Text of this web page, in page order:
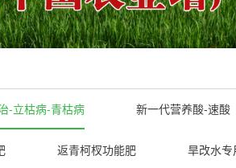
-立枯病-青枯病 新一代营养酸-速酸
返青柯杈功能肥 旱改水